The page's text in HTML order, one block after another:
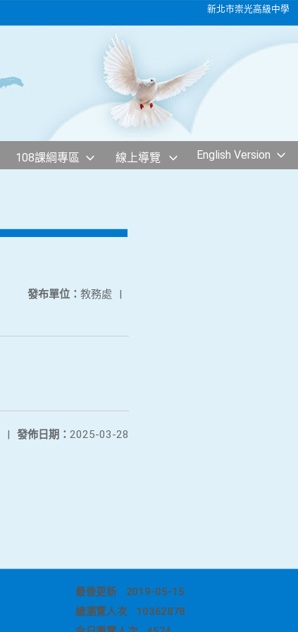
新北市崇光高級中學
108課綱專區 線上導覽 English Version
發布單位： 教務處 |
發佈日期： 2025-03-28
|
最後更新
2019-05-15
總瀏覽人次
10362878